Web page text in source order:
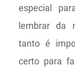
especial
lembrar da
tanto é
certo para